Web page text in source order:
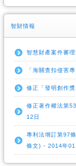
智財情報
智慧財產案件審
「海關查扣侵害
修正「發明創作
修正著作權法第
12日
專利法增訂第97
條文) - 2014年01